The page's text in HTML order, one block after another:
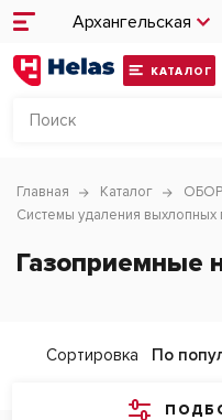
Архангельская
КАТАЛОГ
Главная Каталог
Системы удаления выхлопных
Газоприемные
Сортировка